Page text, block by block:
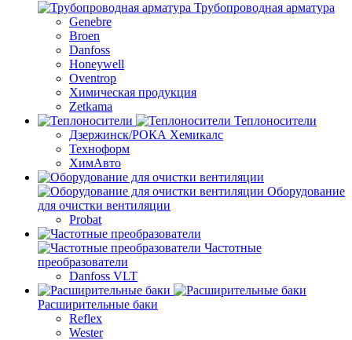
Трубопроводная арматура
Genebre
Broen
Danfoss
Honeywell
Oventrop
Химическая продукция
Zetkama
Теплоносители
Дзержинск/РОКА Хемикалс
Техноформ
ХимАвто
Оборудование
для очистки вентиляции
Probat
Частотные
преобразователи
Danfoss VLT
Расширительные баки
Reflex
Wester